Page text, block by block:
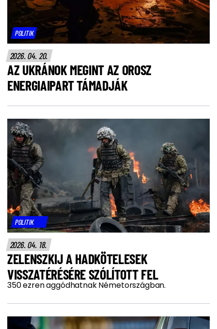
POLITIK
2026. 04. 20.
AZ UKRÁNOK MEGINT AZ OROSZ
ENERGIAIPART TÁMADJÁK
POLITIK
2026. 04. 18.
ZELENSZKIJ A HADKÖTELESEK
VISSZATÉRÉSÉRE SZÓLÍTOTT FEL
350 ezren aggódhatnak Németországban.